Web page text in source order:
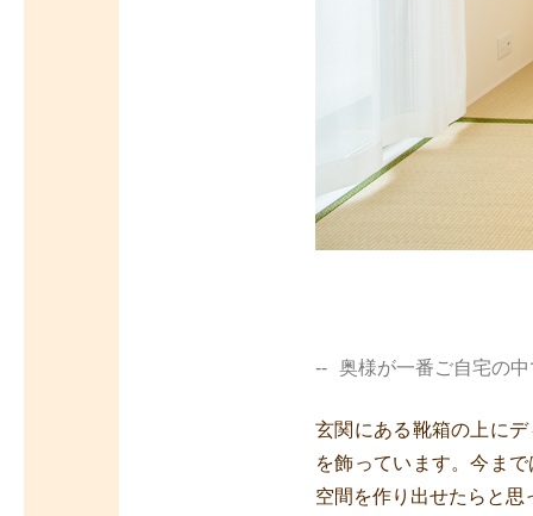
奥様が一番ご自宅の
玄関にある靴箱の上に
を飾っています。今ま
空間を作り出せたらと思